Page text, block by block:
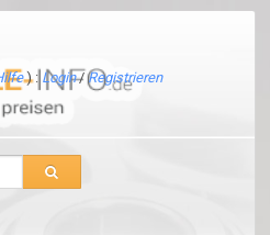
) : Login/Registrieren